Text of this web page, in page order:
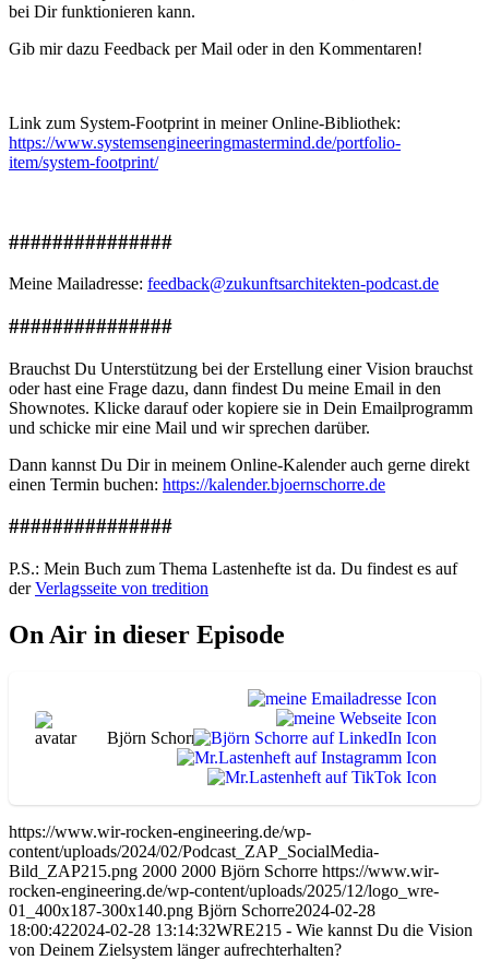
bei Dir funktionieren kann.
Gib mir dazu Feedback per Mail oder in den Kommentaren!
Link zum System-Footprint in meiner Online-Bibliothek:
https://www.systemsengineeringmastermind.de/portfolio-
item/system-footprint/
###############
Meine Mailadresse: feedback@zukunftsarchitekten-podcast.de
###############
Brauchst Du Unterstützung bei der Erstellung einer Vision brauchst
oder hast eine Frage dazu, dann findest Du meine Email in den
Shownotes. Klicke darauf oder kopiere sie in Dein Emailprogramm
und schicke mir eine Mail und wir sprechen darüber.
Dann kannst Du Dir in meinem Online-Kalender auch gerne direkt
einen Termin buchen: https://kalender.bjoernschorre.de
###############
P.S.: Mein Buch zum Thema Lastenhefte ist da. Du findest es auf
derVerlagsseite von tredition
On Air in dieser Episode
Björn Schorre
https://www.wir-rocken-engineering.de/wp-
content/uploads/2024/02/Podcast_ZAP_SocialMedia-
Bild_ZAP215.png 2000 2000 Björn Schorre https://www.wir-
rocken-engineering.de/wp-content/uploads/2025/12/logo_wre-
01_400x187-300x140.png Björn Schorre2024-02-28
18:00:422024-02-28 13:14:32WRE215 - Wie kannst Du die Vision
von Deinem Zielsystem länger aufrechterhalten?